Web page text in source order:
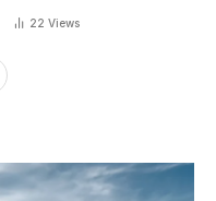
22 Views